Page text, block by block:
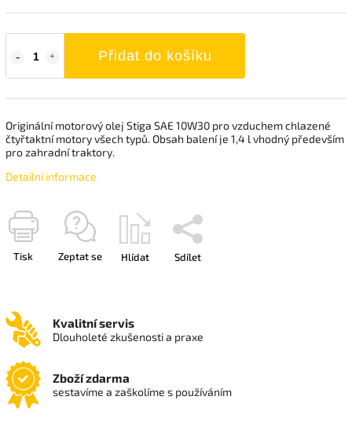
Přidat do košíku
Originální motorový olej Stiga SAE 10W30 pro vzduchem chlazené
čtyřtaktní motory všech typů. Obsah balení je 1,4 l vhodný především
pro zahradní traktory.
Detailní informace
Tisk Zeptat se Hlídat Sdílet
Kvalitní servis
Dlouholeté zkušenosti a praxe
Zboží zdarma
sestavíme a zaškolíme s používáním